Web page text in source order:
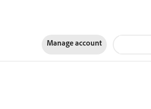
Manage account